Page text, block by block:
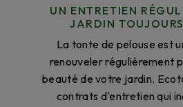
UN ENTRETIEN
JARDIN
La tonte de pelouse est
renouveler régulièrement
beauté de votre jardin.
contrats d'entretien qui